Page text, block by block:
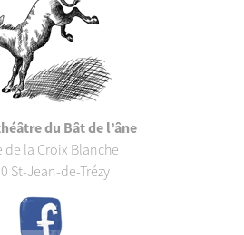
du Bât de l’âne
de la Croix Blanche
St-Jean-de-Trézy